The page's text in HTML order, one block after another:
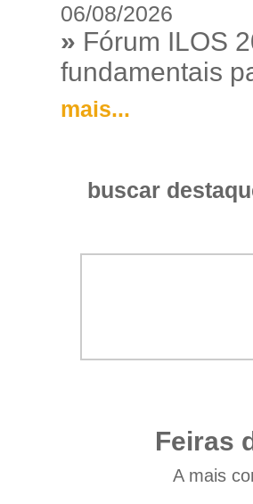
06/08/2026
» Fórum ILOS
fundamentais
mais...
buscar
Feiras
A mais